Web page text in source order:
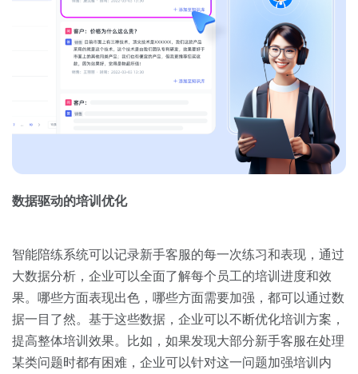
数据驱动的培训优化
智能陪练系统可以记录新手客服的每一次练习和表现，通过
大数据分析，企业可以全面了解每个员工的培训进度和效
果。哪些方面表现出色，哪些方面需要加强，都可以通过数
据一目了然。基于这些数据，企业可以不断优化培训方案，
提高整体培训效果。比如，如果发现大部分新手客服在处理
某类问题时都有困难，企业可以针对这一问题加强培训内